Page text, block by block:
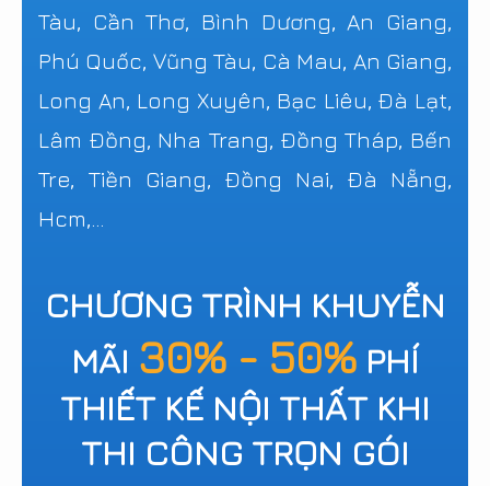
Tàu, Cần Thơ, Bình Dương, An Giang,
Phú Quốc, Vũng Tàu, Cà Mau, An Giang,
Long An, Long Xuyên, Bạc Liêu, Đà Lạt,
Lâm Đồng, Nha Trang, Đồng Tháp, Bến
Tre, Tiền Giang, Đồng Nai, Đà Nẵng,
Hcm,...
CHƯƠNG TRÌNH KHUYỄN
MÃI 30% - 50% PHÍ
THIẾT KẾ NỘI THẤT KHI
THI CÔNG TRỌN GÓI